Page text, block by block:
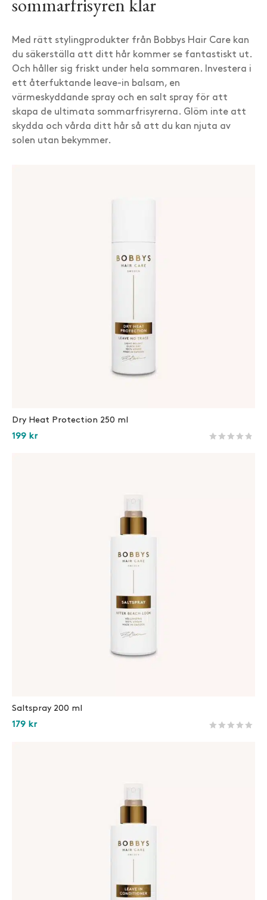
Med rätt stylingprodukter från Bobbys Hair Care kan
du säkerställa att ditt hår kommer se fantastiskt ut.
Och håller sig friskt under hela sommaren. Investera i
ett återfuktande leave-in balsam, en
värmeskyddande spray och en salt spray för att
skapa de ultimata sommarfrisyrerna. Glöm inte att
skydda och vårda ditt hår så att du kan njuta av
solen utan bekymmer.
Dry Heat Protection 250 ml
199 kr
Saltspray 200 ml
179 kr